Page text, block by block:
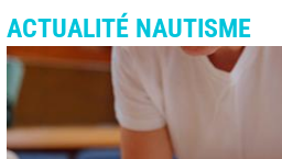
ACTUALITÉ NAUTISME